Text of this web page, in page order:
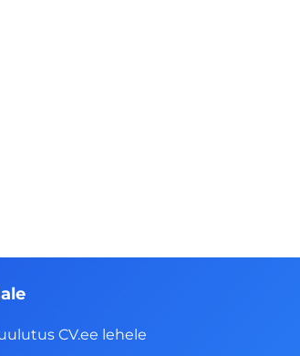
CV.ee lehele